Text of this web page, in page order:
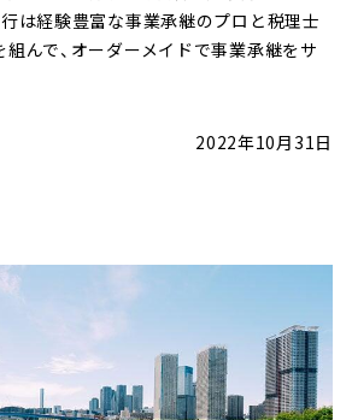
は経験豊富な事業承継のプロと税理士
んで、オーダーメイドで事業承継をサ
2022年10月31日